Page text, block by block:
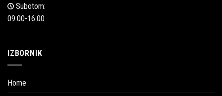
Subotom:
09:00-16:00
IZBORNIK
Home